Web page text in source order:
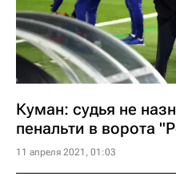
Куман: судья не
пенальти в ворота
11 апреля 2021, 01:03